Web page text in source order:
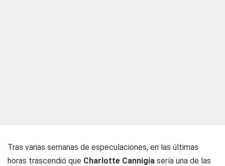
Tras varias semanas de especulaciones, en las últimas
horas trascendió que Charlotte Cannigia sería una de las